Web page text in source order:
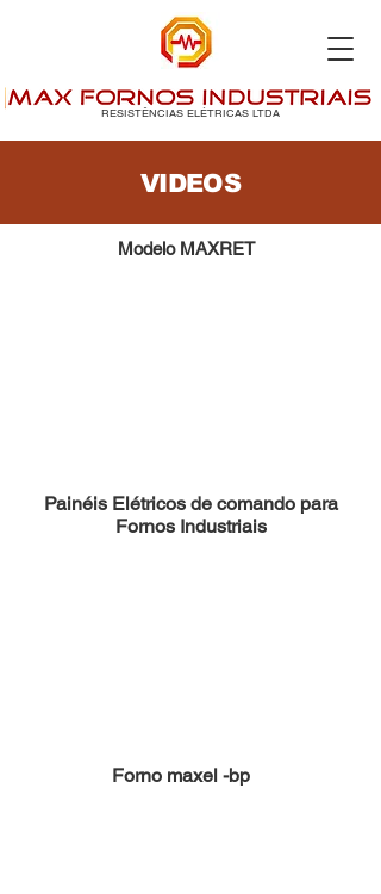
RESISTÊNCIAS ELÉTRICAS LTDA
VIDEOS
Modelo MAXRET
Painéis Elétricos de comando para
Fornos Industriais
Forno maxel -bp